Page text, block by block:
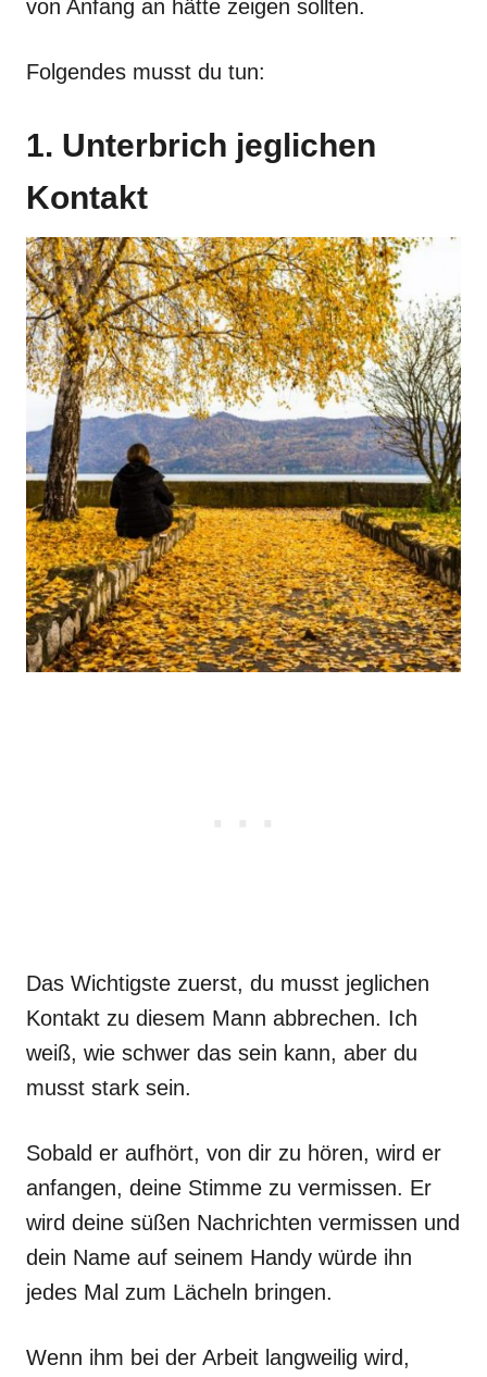
von Anfang an hätte zeigen sollten.
Folgendes musst du tun:
1. Unterbrich jeglichen
Kontakt
Das Wichtigste zuerst, du musst jeglichen
Kontakt zu diesem Mann abbrechen. Ich
weiß, wie schwer das sein kann, aber du
musst stark sein.
Sobald er aufhört, von dir zu hören, wird er
anfangen, deine Stimme zu vermissen. Er
wird deine süßen Nachrichten vermissen und
dein Name auf seinem Handy würde ihn
jedes Mal zum Lächeln bringen.
Wenn ihm bei der Arbeit langweilig wird,